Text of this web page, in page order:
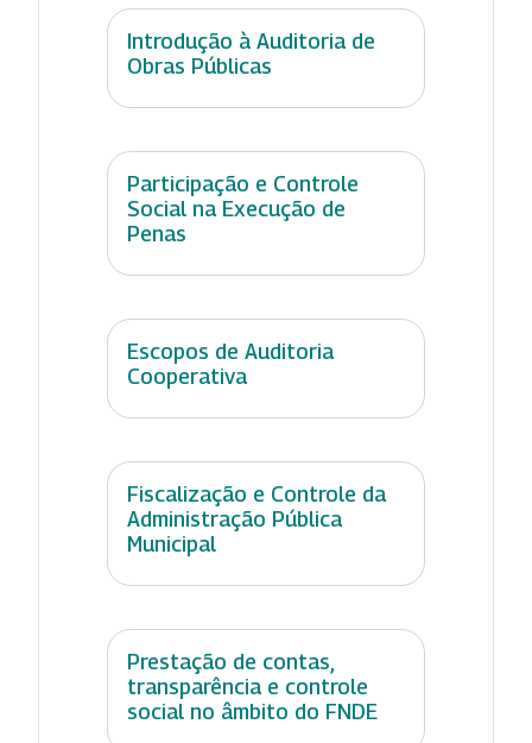
Introdução à Auditoria de
Obras Públicas
Participação e Controle
Social na Execução de
Penas
Escopos de Auditoria
Cooperativa
Fiscalização e Controle da
Administração Pública
Municipal
Prestação de contas,
transparência e controle
social no âmbito do FNDE